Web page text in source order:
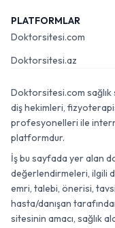
PLATFORMLAR
Doktorsitesi.com
Doktorsitesi.az
Doktorsitesi.com
diş hekimleri,
profesyonelleri ile
platformdur.
İş bu sayfada yer alan
değerlendirmeleri, ilgili
emri, talebi, önerisi,
hasta/danışan
sitesinin amacı, sağlık